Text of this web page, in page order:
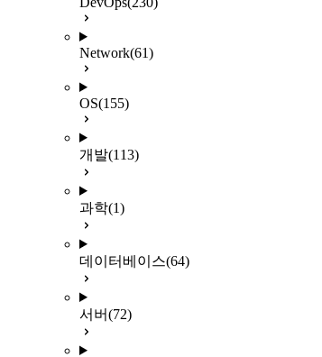
Network(61)
OS(155)
개발(113)
과학(1)
데이터베이스(64)
서버(72)